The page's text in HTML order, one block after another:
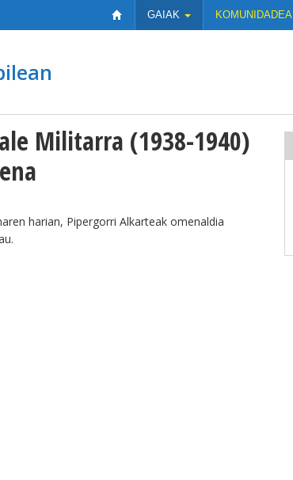
GAIAK KOMUNIDADEA
Militarra (1938-1940)
harian, Pipergorri Alkarteak omenaldia